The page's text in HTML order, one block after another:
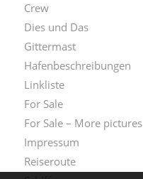
Crew
Dies und Das
Gittermast
Hafenbeschreibungen
Linkliste
For Sale
For Sale – More pictures
Impressum
Reiseroute